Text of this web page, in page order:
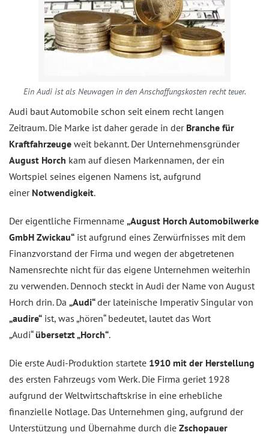
Ein Audi ist als Neuwagen in den Anschaffungskosten recht teuer.
Audi baut Automobile schon seit einem recht langen
Zeitraum. Die Marke ist daher gerade in der Branche für
Kraftfahrzeuge weit bekannt. Der Unternehmensgründer
August Horch kam auf diesen Markennamen, der ein
Wortspiel seines eigenen Namens ist, aufgrund
einer Notwendigkeit.
Der eigentliche Firmenname „August Horch Automobilwerke
GmbH Zwickau“ ist aufgrund eines Zerwürfnisses mit dem
Finanzvorstand der Firma und wegen der abgetretenen
Namensrechte nicht für das eigene Unternehmen weiterhin
zu verwenden. Dennoch steckt in Audi der Name von August
Horch drin. Da „Audi“der lateinische Imperativ Singular von
„audire“ ist, was „hören“ bedeutet, lautet das Wort
„Audi“übersetzt „Horch“.
Die erste Audi-Produktion startete 1910 mit der Herstellung
des ersten Fahrzeugs vom Werk. Die Firma geriet 1928
aufgrund der Weltwirtschaftskrise in eine erhebliche
finanzielle Notlage. Das Unternehmen ging, aufgrund der
Unterstützung und Übernahme durch die Zschopauer